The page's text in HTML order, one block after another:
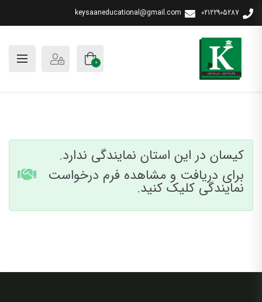
02122905287
keysaaneducational@gmail.com
0
کیسان در این استان نمایندگی ندارد.
برای دریافت و مشاهده فرم درخواست
نمایندگی کلیک کنید.